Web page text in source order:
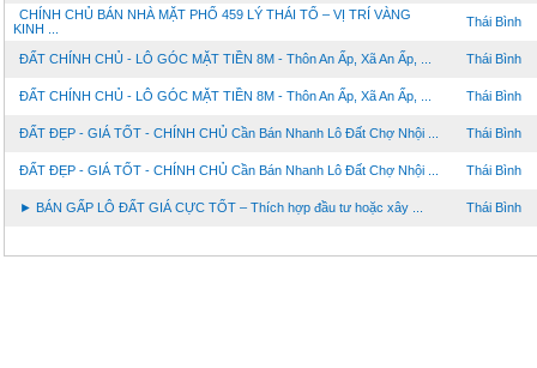
CHÍNH CHỦ BÁN NHÀ MẶT PHỐ 459 LÝ THÁI TỔ – VỊ TRÍ VÀNG
KINH ...
Thái Bình
ĐẤT CHÍNH CHỦ - LÔ GÓC MẶT TIỀN 8M - Thôn An Ấp, Xã An Ấp, ... Thái Bình
ĐẤT CHÍNH CHỦ - LÔ GÓC MẶT TIỀN 8M - Thôn An Ấp, Xã An Ấp, ... Thái Bình
ĐẤT ĐẸP - GIÁ TỐT - CHÍNH CHỦ Cần Bán Nhanh Lô Đất Chợ Nhội ... Thái Bình
ĐẤT ĐẸP - GIÁ TỐT - CHÍNH CHỦ Cần Bán Nhanh Lô Đất Chợ Nhội ... Thái Bình
► BÁN GẤP LÔ ĐẤT GIÁ CỰC TỐT – Thích hợp đầu tư hoặc xây ... Thái Bình